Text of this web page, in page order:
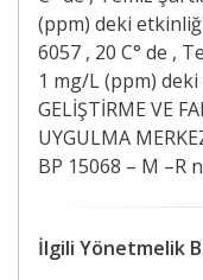
(ppm) deki
6057 , 20 C° de ,
1 mg/L (ppm) deki
GELİŞTİRME VE
UYGULMA
BP 15068 – M –R
İlgili Yönetmelik